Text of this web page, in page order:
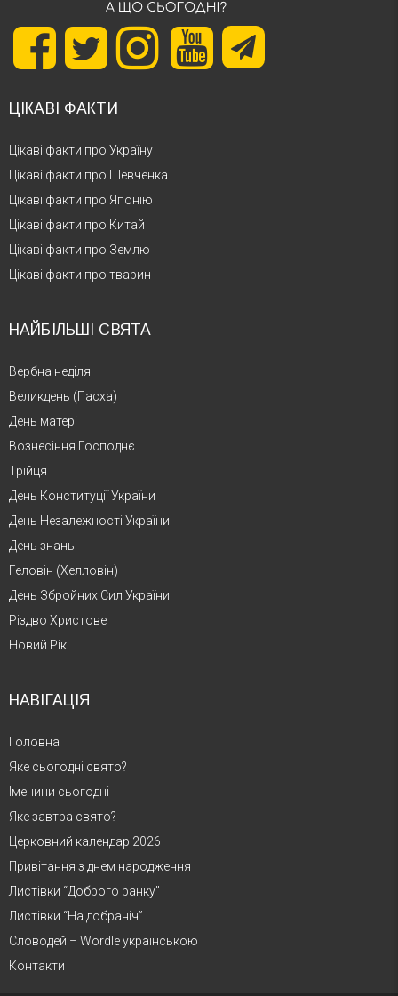
ЦІКАВІ ФАКТИ
Цікаві факти про Україну
Цікаві факти про Шевченка
Цікаві факти про Японію
Цікаві факти про Китай
Цікаві факти про Землю
Цікаві факти про тварин
НАЙБІЛЬШІ СВЯТА
Вербна неділя
Великдень (Пасха)
День матері
Вознесіння Господнє
Трійця
День Конституції України
День Незалежності України
День знань
Геловін (Хелловін)
День Збройних Сил України
Різдво Христове
Новий Рік
НАВІГАЦІЯ
Головна
Яке сьогодні свято?
Іменини сьогодні
Яке завтра свято?
Церковний календар 2026
Привітання з днем народження
Листівки “Доброго ранку”
Листівки “На добраніч”
Словодей – Wordle українською
Контакти